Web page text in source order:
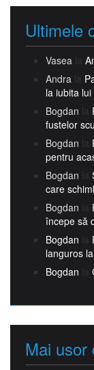
Ultimele
Vaseala
Andrala
la iubita
Bogdan la
fustelor
Bogdan la
pentru
Bogdan la
care
Bogdan la
începe să
Bogdan la
languros
Bogdan la
Mai usor